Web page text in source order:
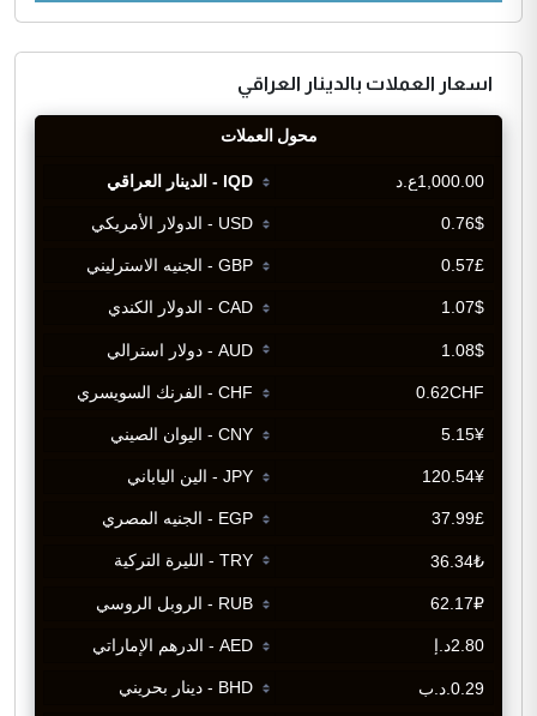
اسعار العملات بالدينار العراقي